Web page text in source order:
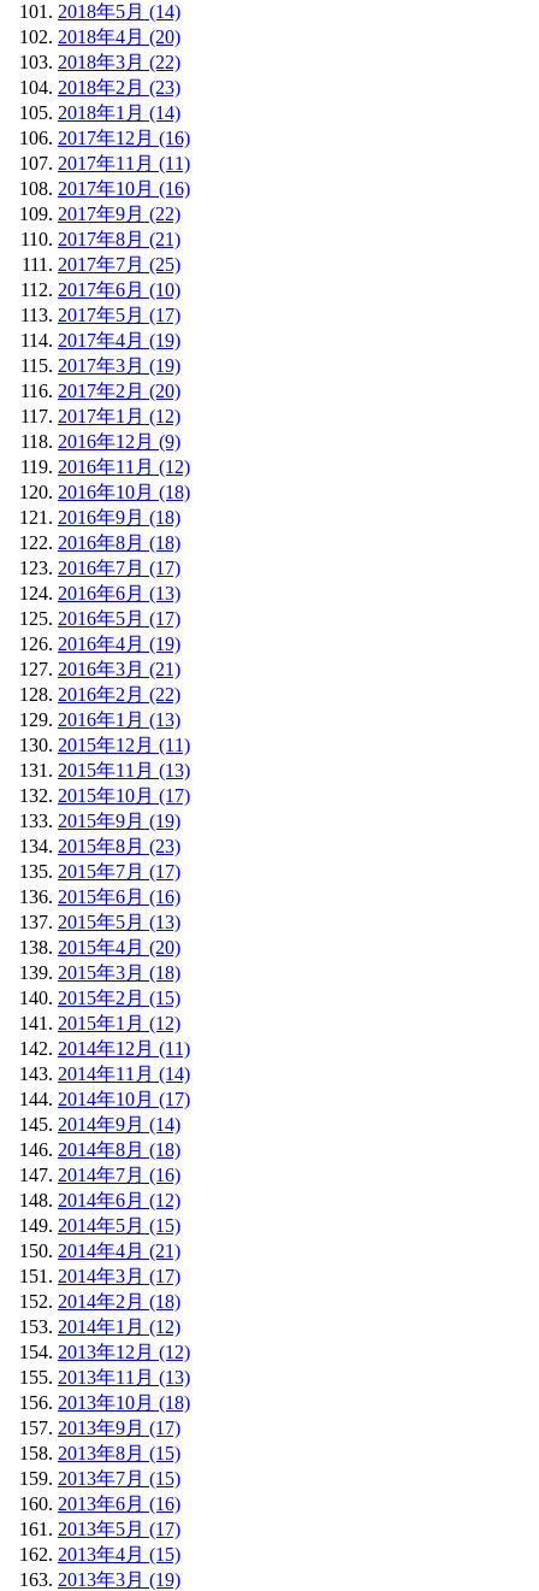
2018年5月 (14)
2018年4月 (20)
2018年3月 (22)
2018年2月 (23)
2018年1月 (14)
2017年12月 (16)
2017年11月 (11)
2017年10月 (16)
2017年9月 (22)
2017年8月 (21)
2017年7月 (25)
2017年6月 (10)
2017年5月 (17)
2017年4月 (19)
2017年3月 (19)
2017年2月 (20)
2017年1月 (12)
2016年12月 (9)
2016年11月 (12)
2016年10月 (18)
2016年9月 (18)
2016年8月 (18)
2016年7月 (17)
2016年6月 (13)
2016年5月 (17)
2016年4月 (19)
2016年3月 (21)
2016年2月 (22)
2016年1月 (13)
2015年12月 (11)
2015年11月 (13)
2015年10月 (17)
2015年9月 (19)
2015年8月 (23)
2015年7月 (17)
2015年6月 (16)
2015年5月 (13)
2015年4月 (20)
2015年3月 (18)
2015年2月 (15)
2015年1月 (12)
2014年12月 (11)
2014年11月 (14)
2014年10月 (17)
2014年9月 (14)
2014年8月 (18)
2014年7月 (16)
2014年6月 (12)
2014年5月 (15)
2014年4月 (21)
2014年3月 (17)
2014年2月 (18)
2014年1月 (12)
2013年12月 (12)
2013年11月 (13)
2013年10月 (18)
2013年9月 (17)
2013年8月 (15)
2013年7月 (15)
2013年6月 (16)
2013年5月 (17)
2013年4月 (15)
2013年3月 (19)